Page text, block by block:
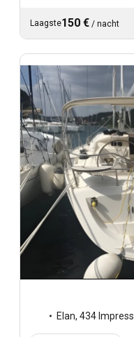
Laagste150 € / nacht
Elan, 434